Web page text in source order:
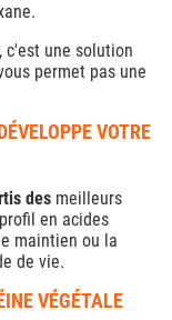
c'est une solution
permet pas une
VOTRE
des meilleurs
en acides
maintien ou la
de vie.
VÉGÉTALE